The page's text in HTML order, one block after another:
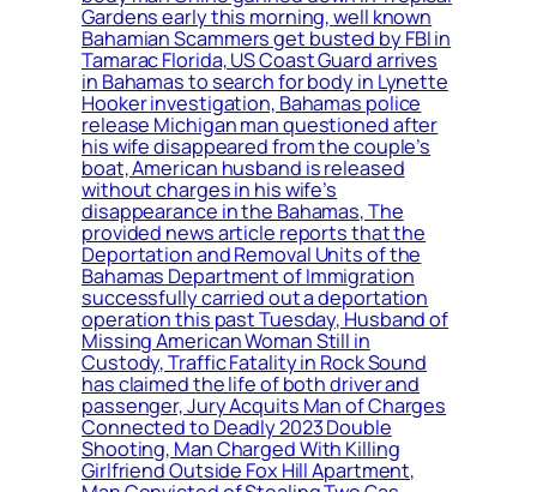
Gardens early this morning, well known
Bahamian Scammers get busted by FBI in
Tamarac Florida, US Coast Guard arrives
in Bahamas to search for body in Lynette
Hooker investigation, Bahamas police
release Michigan man questioned after
his wife disappeared from the couple’s
boat, American husband is released
without charges in his wife’s
disappearance in the Bahamas, The
provided news article reports that the
Deportation and Removal Units of the
Bahamas Department of Immigration
successfully carried out a deportation
operation this past Tuesday, Husband of
Missing American Woman Still in
Custody, Traffic Fatality in Rock Sound
has claimed the life of both driver and
passenger, Jury Acquits Man of Charges
Connected to Deadly 2023 Double
Shooting, Man Charged With Killing
Girlfriend Outside Fox Hill Apartment,